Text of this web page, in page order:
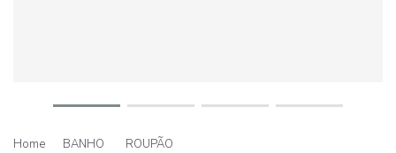
BANHO
ROUPÃO